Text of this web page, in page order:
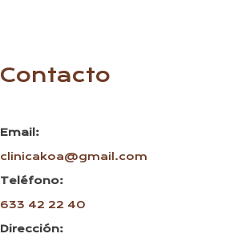
Contacto
Email:
clinicakoa@gmail.com
Teléfono:
633 42 22 40
Dirección: